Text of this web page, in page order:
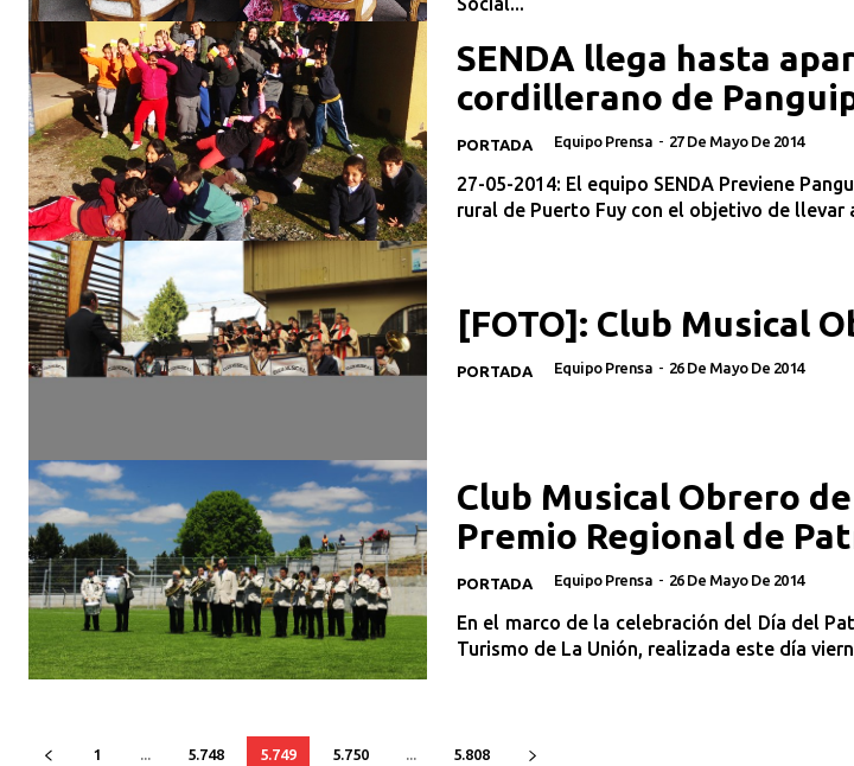
SENDA llega hasta
cordillerano de
PORTADA Equipo Prensa - 27 De Mayo De 2014
27-05-2014: El equipo SENDA Previene
rural de Puerto Fuy con el objetivo de llevar
[FOTO]: Club Musical
PORTADA Equipo Prensa - 26 De Mayo De 2014
Club Musical Obrero
Premio Regional de
PORTADA Equipo Prensa - 26 De Mayo De 2014
En el marco de la celebración del Día del
Turismo de La Unión, realizada este día
1 5.748 5.749 5.750 5.808